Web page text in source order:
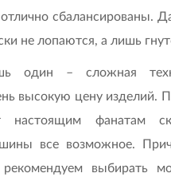
сбалансированы.
не лопаются, а лишь
один – сложная
высокую цену изделий.
настоящим фанатам
все возможное.
рекомендуем выбирать